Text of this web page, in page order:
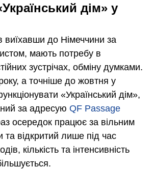
дім» у
виїхавши до Німеччини за
мають потребу в
зустрічах, обміну думками.
а точніше до жовтня у
«Український дім»,
за адресую QF Passage
осередок працює за вільним
та відкритий лише під час
кількість та інтенсивність